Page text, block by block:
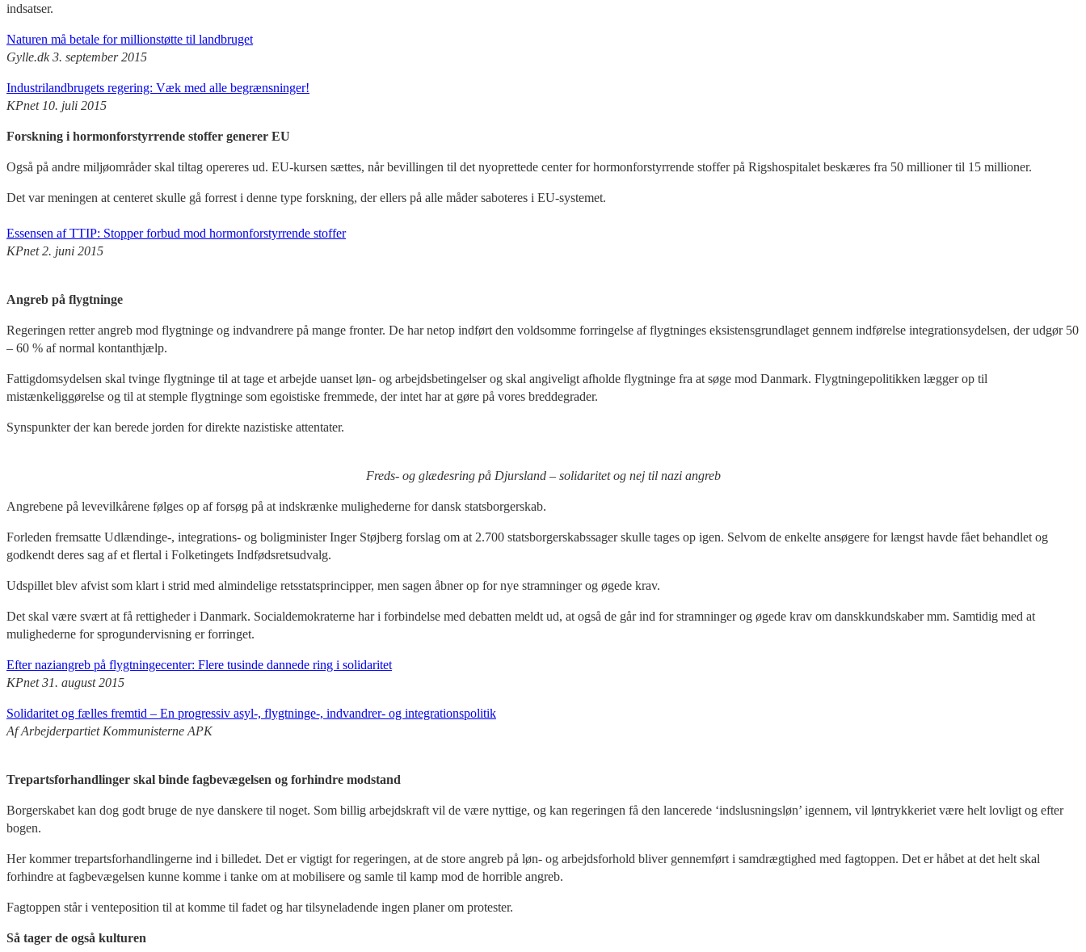
indsatser.
Naturen må betale for millionstøtte til landbruget
Gylle.dk 3. september 2015
Industrilandbrugets regering: Væk med alle begrænsninger!
KPnet 10. juli 2015
Forskning i hormonforstyrrende stoffer generer EU
Også på andre miljøområder skal tiltag opereres ud. EU-kursen sættes, når bevillingen til det nyoprettede center for hormonforstyrrende stoffer på Rigshospitalet beskæres fra 50 millioner til 15 millioner.
Det var meningen at centeret skulle gå forrest i denne type forskning, der ellers på alle måder saboteres i EU-systemet.
Essensen af TTIP: Stopper forbud mod hormonforstyrrende stoffer
KPnet 2. juni 2015
Angreb på flygtninge
Regeringen retter angreb mod flygtninge og indvandrere på mange fronter. De har netop indført den voldsomme forringelse af flygtninges eksistensgrundlaget gennem indførelse integrationsydelsen, der udgør 50
– 60 % af normal kontanthjælp.
Fattigdomsydelsen skal tvinge flygtninge til at tage et arbejde uanset løn- og arbejdsbetingelser og skal angiveligt afholde flygtninge fra at søge mod Danmark. Flygtningepolitikken lægger op til
mistænkeliggørelse og til at stemple flygtninge som egoistiske fremmede, der intet har at gøre på vores breddegrader.
Synspunkter der kan berede jorden for direkte nazistiske attentater.
Freds- og glædesring på Djursland – solidaritet og nej til nazi angreb
Angrebene på levevilkårene følges op af forsøg på at indskrænke mulighederne for dansk statsborgerskab.
Forleden fremsatte Udlændinge-, integrations- og boligminister Inger Støjberg forslag om at 2.700 statsborgerskabssager skulle tages op igen. Selvom de enkelte ansøgere for længst havde fået behandlet og
godkendt deres sag af et flertal i Folketingets Indfødsretsudvalg.
Udspillet blev afvist som klart i strid med almindelige retsstatsprincipper, men sagen åbner op for nye stramninger og øgede krav.
Det skal være svært at få rettigheder i Danmark. Socialdemokraterne har i forbindelse med debatten meldt ud, at også de går ind for stramninger og øgede krav om danskkundskaber mm. Samtidig med at
mulighederne for sprogundervisning er forringet.
Efter naziangreb på flygtningecenter: Flere tusinde dannede ring i solidaritet
KPnet 31. august 2015
Solidaritet og fælles fremtid – En progressiv asyl-, flygtninge-, indvandrer- og integrationspolitik
Af Arbejderpartiet Kommunisterne APK
Trepartsforhandlinger skal binde fagbevægelsen og forhindre modstand
Borgerskabet kan dog godt bruge de nye danskere til noget. Som billig arbejdskraft vil de være nyttige, og kan regeringen få den lancerede ‘indslusningsløn’ igennem, vil løntrykkeriet være helt lovligt og efter
bogen.
Her kommer trepartsforhandlingerne ind i billedet. Det er vigtigt for regeringen, at de store angreb på løn- og arbejdsforhold bliver gennemført i samdrægtighed med fagtoppen. Det er håbet at det helt skal
forhindre at fagbevægelsen kunne komme i tanke om at mobilisere og samle til kamp mod de horrible angreb.
Fagtoppen står i venteposition til at komme til fadet og har tilsyneladende ingen planer om protester.
Så tager de også kulturen